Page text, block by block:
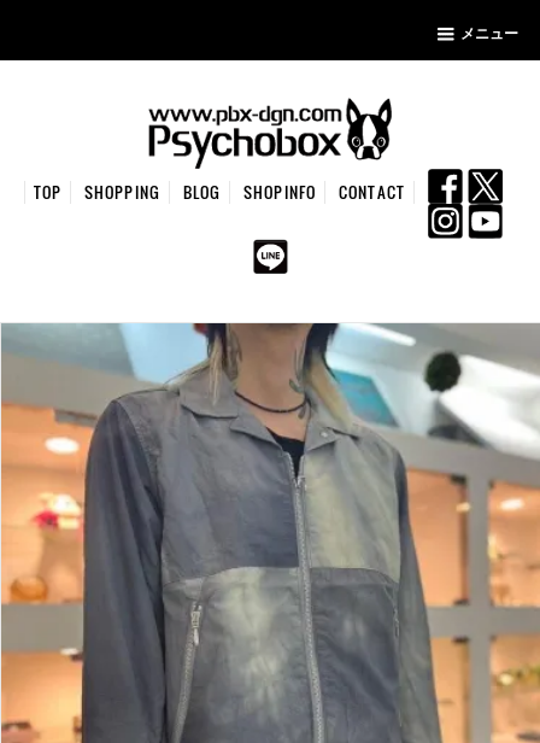
メニュー
TOP SHOPPING BLOG SHOPINFO CONTACT